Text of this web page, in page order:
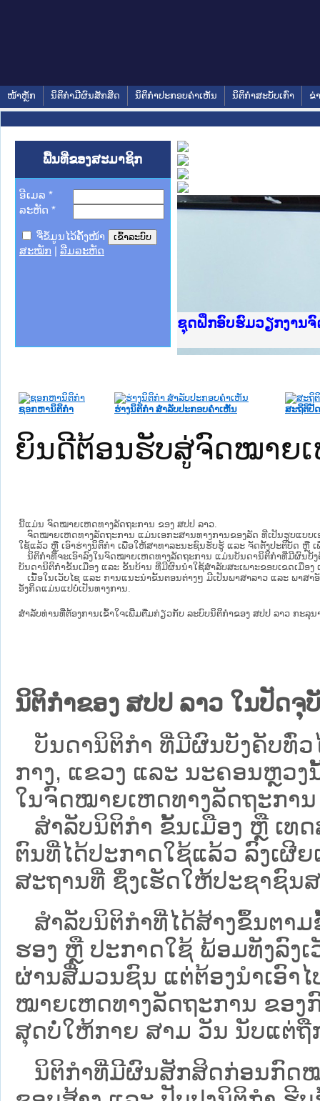
ໜ້າຫຼັກ ນິຕິກໍາມີຜົນສັກສິດ ນິຕິກໍາປະກອບຄໍາເຫັນ ນິຕິກໍາສະບັບເກົ່າ ຂ່
ພື້ນທີ່ຂອງສະມາຊິກ
ອີເມລ *
ລະຫັດ *
ຈື່ຂໍ້ມູນໄວ້ຄັ້ງໜ້າ
ສະໝັກ
ລືມລະຫັດ
Ministry of Justice
ເຜີຍແຜ່ວັບໄຊຈົດໝາຍ
ກະຊວງຍຸຕິທຳ
ຊຸດຝຶກອົບຮົມວຽກງານ
ກອງປະຊຸມທົບທວນຄືນ
ຝຶກອົບຮົມ ຜູ່ປະສານງາ
ຝຶກອົບຮົມ ຜູ່ປະສານງາ
ເຜີຍແຜ່ແອັບກົດໝາຍລ
ເຜີຍແຜ່ແອັບກົດໝາຍລ
ຍົກລະດັບວຽກງານຈົດ
ຊຸດຝຶກອົບຮົມວຽກງານ
ຊອກຫານິຕິກໍາ ຮ່າງນິຕິກໍາ ສໍາລັບປະກອບຄໍາເຫັນ ສະຖິຕິປັ
ຍິນດີຕ້ອນຮັບສູ່ຈົດໝາຍເ
ນີ້ແມ່ນ ຈົດໝາຍເຫດທາງລັດຖະການ ຂອງ ສປປ ລາວ.
ຈົດໝາຍເຫດທາງລັດຖະການ ແມ່ນ​ເອ​ກະ​ສານ​ທາງ​ການ​ຂອງ​ລັດ ທີ່​ເປັນ​ຮູບ​ແບບ​
ໃຊ້ແລ້ວ ຫຼື ເອົາຮ່າງນິຕິກໍາ ເພື່ອໃຫ້​ສາ​ທາ​ລະ​ນະ​ຊົນ​ຮັບ​ຮູ້ ແລະ ຈັດ​ຕັ້ງ​ປະ​ຕິ​ບັດ ຫຼື
ນິ​ຕິ​ກຳ​ທີ່​ຈະ​ເອົາ​ລົງ​ໃນ​ຈົດ​ໝາຍ​ເຫດ​ທາງ​ລັດ​ຖະ​ການ ​ແມ່ນ​ບັນ​ດາ​ນິ​ຕິ​ກຳ​ທີ່​ມີ​ຜົນ​ບັ
ບັນ​ດານິ​ຕິ​ກຳ​ຂັ້ນ​ເມືອງ ແລະ ຂັ້ນ​ບ້ານ ​ທີ່​ມີ​ຜົນ​ນຳ​ໃຊ້​ສຳ​ລັບ​ສະ​ເພາະ​ຂອບ​ເຂດ​ເມືອງ
ເນື້ອໃນ​ເວັບ​ໄຊ​ ແລະ ການແນະນໍາຂັ້ນຕອນຕ່າງໆ ມີເປັນພາສາລາວ ແລະ ພາສ
ອັງກິດແມ່ນແປບໍ່ເປັນທາງການ.
ສໍາລັບທ່ານທີ່ຕ້ອງການເຂົ້າໃຈເພີ່ມຕື່ມກ່ຽວກັບ ລະບົບນິຕິກຳຂອງ ສປປ ລາວ ກະລຸນ
ນິຕິກຳຂອງ ສປປ ລາວ ໃນປັດ
ບັນດານິຕິກໍາ ທີ່ມີຜົນບັງຄັບທົ່
ກາງ, ແຂວງ ແລະ ນະຄອນຫຼວ
ໃນຈົດໝາຍເຫດທາງລັດຖະການ
ສຳລັບນິ​ຕິ​ກຳ ຂັ້ນເມືອງ ຫຼື ເທ
ຕົນທີ່ໄດ້ປະກາດໃຊ້ແລ້ວ ລົງ​ເຜີ
ສະຖານທີ່ ຊຶ່ງເຮັດໃຫ້ປະຊາຊົນສ
ສໍາລັບນິຕິກໍາທີ່ໄດ້ສ້າງຂຶ້ນຕາ
ຮອງ ຫຼື ປະກາດໃຊ້ ພ້ອມທັງລົງ
ຜ່ານສື່ມວນຊົນ ແຕ່ຕ້ອງນໍາເອົາ
ໝາຍ​ເຫດ​ທາງ​ລັດ​ຖະ​ການ​ ຂອ
ສຸດບໍ່ໃຫ້ກາຍ ສາມ ວັນ ນັບແຕ່ຖື
ນິ​ຕິ​ກຳ​ທີ່​ມີ​ຜົນ​ສັກ​ສິດ​ກ່ອນ​ກົດ​ໝ